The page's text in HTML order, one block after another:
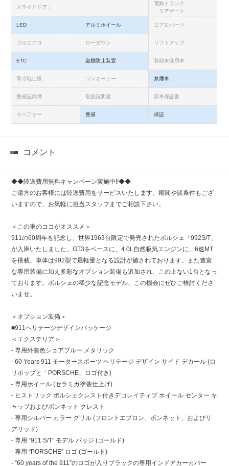
スライドドア：
電動トランク
・リアゲート
LED アルミホイール エアロパーツ
フルエアロ ローダウン リフトアップ
ETC 盗難防止装置 登録未使用車
寒冷地仕様 ワンオーナー 禁煙車
整備記録簿 取扱説明書 新車保証書
スペアキー 整備 保証
コメント
◆◆陸送費用無料キャンペーン実施中!!◆◆
ご遠方のお客様には陸送費用をサービスいたします。期間や諸条件もござ
いますので、お気軽に担当スタッフまでご相談下さい。
＜この車のココがオススメ＞
911の60周年を記念し、世界1963台限定で発売されたポルシェ「992S/T」
が入庫いたしました。GT3をベースに、4.0L自然吸気エンジンに、6速MT
を搭載、車体は992型で最軽量となる設計が施されております。また豊富
な専用装備に加え多彩なオプション装備も追加され、この上ない1台となっ
ております。ポルシェの稀少な記念モデル、この機会にぜひご検討くださ
いませ。
＜オプション装備＞
■911ヘリテージデザインパッケージ
＜エクステリア＞
- 専用外装色ショアブルー メタリック
- 60 Years 911 モータースポーツ ヘリテージ デザイン サイド デカール (ロ
リポップと「PORSCHE」ロゴ付き)
- 専用ホイール (セラミカ塗装仕上げ)
- ヒストリック ポルシェクレスト付きデコレイティブ ホイール センター キ
ャップおよびボンネット クレスト
- 専用シルバー カラー グリル (フロントエプロン、ボンネット、およびリ
アリッド)
- 専用 “911 S/T” モデル バッジ (ゴールド)
- 専用 “PORSCHE” ロゴ (ゴールド)
- “60 years of the 911”のロゴが入りブラックの専用インドアカーカバー